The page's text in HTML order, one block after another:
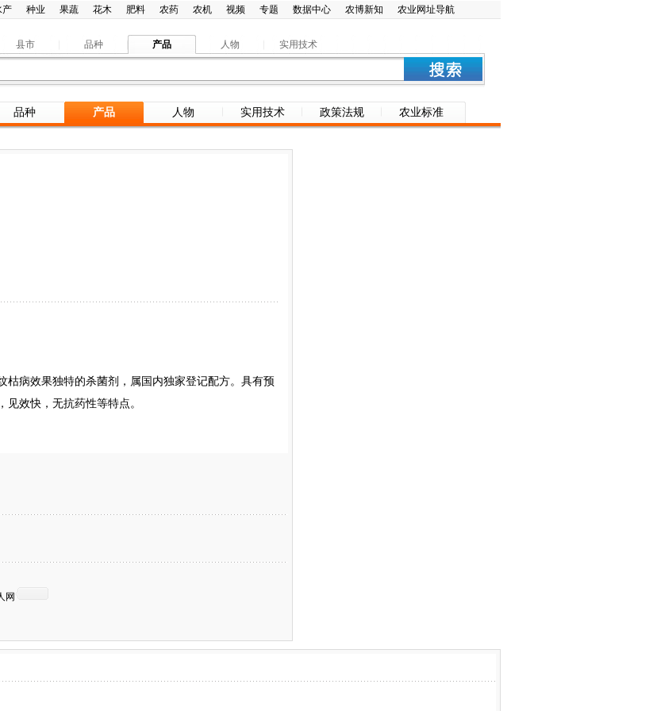
产 种业 果蔬 花木 肥料 农药 农机 视频 专题 数据中心 农博新知 农业网址导航
县市 品种 产品 人物 实用技术
品种 产品 人物 实用技术 政策法规 农业标准
病效果独特的杀菌剂，属国内独家登记配方。具有预
效快，无抗药性等特点。
网